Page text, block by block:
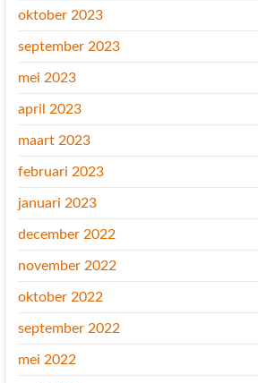
oktober 2023
september 2023
mei 2023
april 2023
maart 2023
februari 2023
januari 2023
december 2022
november 2022
oktober 2022
september 2022
mei 2022